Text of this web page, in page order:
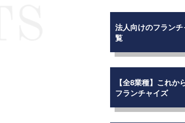
法人向けのフラン
覧
【全8業種】これか
フランチャイズ